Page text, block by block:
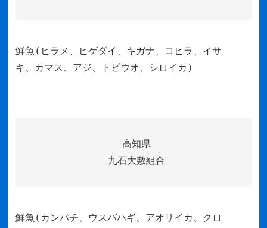
鮮魚(ヒラメ、ヒゲダイ、キガナ、コヒラ、イサ
キ、カマス、アジ、トビウオ、シロイカ)
高知県
九石大敷組合
鮮魚(カンパチ、ウスバハギ、アオリイカ、クロ